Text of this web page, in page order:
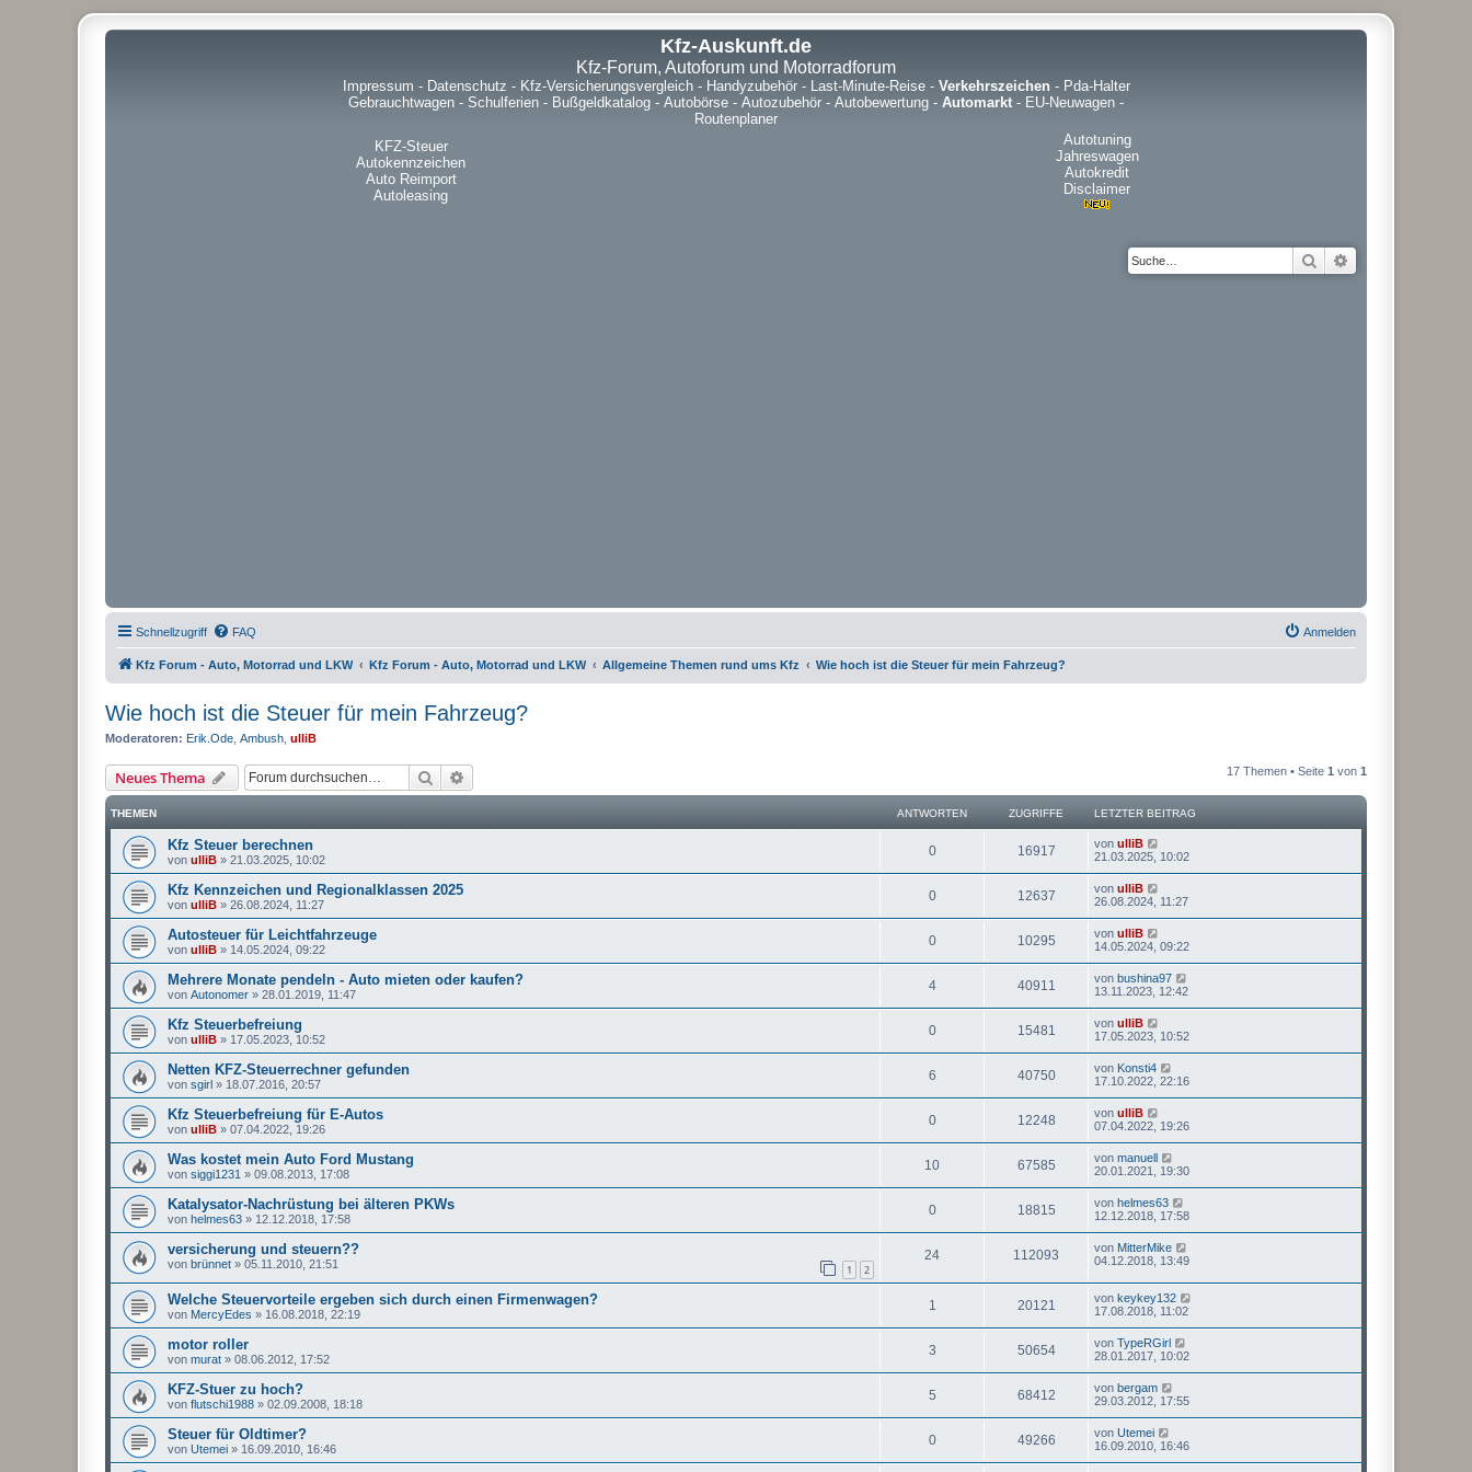
Kfz-Auskunft.de
Kfz-Forum, Autoforum und Motorradforum
Impressum - Datenschutz - Kfz-Versicherungsvergleich- Handyzubehör- Last-Minute-Reise- Verkehrszeichen- Pda-Halter
Gebrauchtwagen - Schulferien - Bußgeldkatalog - Autobörse - Autozubehör - Autobewertung - Automarkt - EU-Neuwagen -
Routenplaner
KFZ-Steuer
Autokennzeichen
Auto Reimport
Autoleasing
Autotuning
Jahreswagen
Autokredit
Disclaimer
Suche
Schnellzugriff FAQ Anmelden
Kfz Forum - Auto, Motorrad und LKW Kfz Forum - Auto, Motorrad und LKW Allgemeine Themen rund ums Kfz Wie hoch ist die Steuer für mein Fahrzeug?
Wie hoch ist die Steuer für mein Fahrzeug?
Moderatoren: Erik.Ode Ambush ulliB
Neues Thema Suche 17 Themen • Seite 1 von 1
THEMEN ANTWORTEN ZUGRIFFE LETZTER BEITRAG
Kfz Steuer berechnen
von ulliB » 21.03.2025, 10:02
0 16917 von ulliB
21.03.2025, 10:02
Kfz Kennzeichen und Regionalklassen 2025
von ulliB » 26.08.2024, 11:27
0 12637 von ulliB
26.08.2024, 11:27
Autosteuer für Leichtfahrzeuge
von ulliB » 14.05.2024, 09:22
0 10295 von ulliB
14.05.2024, 09:22
Mehrere Monate pendeln - Auto mieten oder kaufen?
von Autonomer » 28.01.2019, 11:47
4 40911 von bushina97
13.11.2023, 12:42
Kfz Steuerbefreiung
von ulliB » 17.05.2023, 10:52
0 15481 von ulliB
17.05.2023, 10:52
Netten KFZ-Steuerrechner gefunden
von sgirl » 18.07.2016, 20:57
6 40750 von Konsti4
17.10.2022, 22:16
Kfz Steuerbefreiung für E-Autos
von ulliB » 07.04.2022, 19:26
0 12248 von ulliB
07.04.2022, 19:26
Was kostet mein Auto Ford Mustang
von siggi1231 » 09.08.2013, 17:08
10 67585 von manuell
20.01.2021, 19:30
Katalysator-Nachrüstung bei älteren PKWs
von helmes63 » 12.12.2018, 17:58
0 18815 von helmes63
12.12.2018, 17:58
versicherung und steuern??
von brünnet » 05.11.2010, 21:51 1 2
24 112093 von MitterMike
04.12.2018, 13:49
Welche Steuervorteile ergeben sich durch einen Firmenwagen?
von MercyEdes » 16.08.2018, 22:19
1 20121 von keykey132
17.08.2018, 11:02
motor roller
von murat » 08.06.2012, 17:52
3 50654 von TypeRGirl
28.01.2017, 10:02
KFZ-Stuer zu hoch?
von flutschi1988 » 02.09.2008, 18:18
5 68412 von bergam
29.03.2012, 17:55
Steuer für Oldtimer?
von Utemei » 16.09.2010, 16:46
0 49266 von Utemei
16.09.2010, 16:46